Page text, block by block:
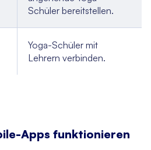
Schüler bereitstellen.
Yoga-Schüler mit
Lehrern verbinden.
Apps funktionieren